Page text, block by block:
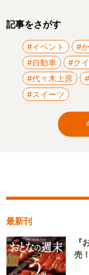
記事をさがす
#イベント #
#自動車
#ク
#代々木上原
#スイーツ
最新刊
『
売